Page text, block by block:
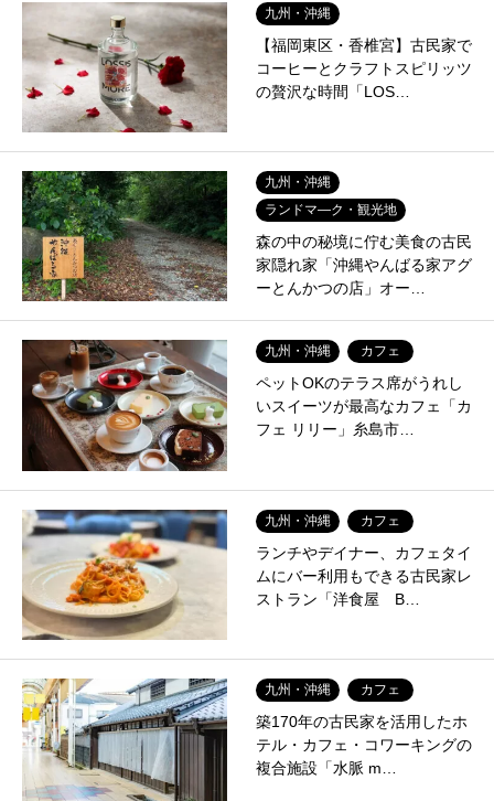
九州・沖縄
【福岡東区・香椎宮】古民家で
コーヒーとクラフトスピリッツ
の贅沢な時間「LOS…
九州・沖縄
ランドマ―ク・観光地
森の中の秘境に佇む美食の古民
家隠れ家「沖縄やんばる家アグ
ーとんかつの店」オー…
九州・沖縄 カフェ
ペットOKのテラス席がうれし
いスイーツが最高なカフェ「カ
フェ リリー」糸島市…
九州・沖縄 カフェ
ランチやデイナー、カフェタイ
ムにバー利用もできる古民家レ
ストラン「洋食屋 B…
九州・沖縄 カフェ
築170年の古民家を活用したホ
テル・カフェ・コワーキングの
複合施設「水脈 m…